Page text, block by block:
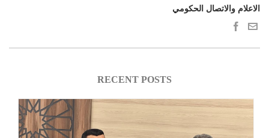
الاعلام والاتصال الحكومي
RECENT POSTS